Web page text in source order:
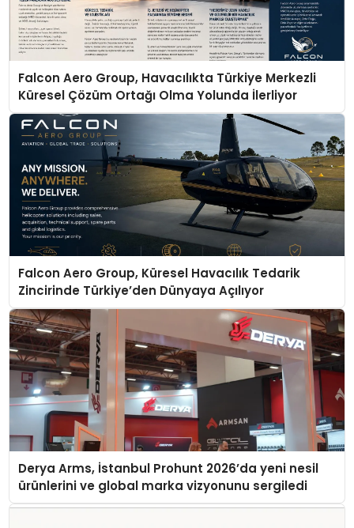
Falcon Aero Group, Havacılıkta Türkiye Merkezli
Küresel Çözüm Ortağı Olma Yolunda İlerliyor
Falcon Aero Group, Küresel Havacılık Tedarik
Zincirinde Türkiye’den Dünyaya Açılıyor
Derya Arms, İstanbul Prohunt 2026’da yeni nesil
ürünlerini ve global marka vizyonunu sergiledi